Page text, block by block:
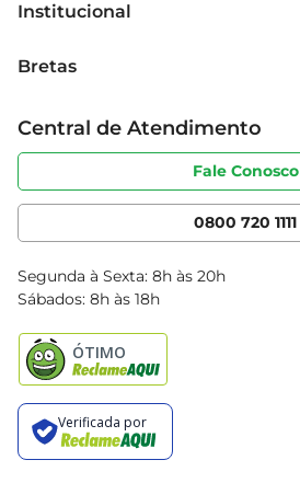
Institucional
Grupo Cencosud
Sobre privacidade
Portal do fornecedor
Cencosud Media
Bretas
Produtos Bretas
Código de ética
Serviços
Clube Bretas
Blog Bretas
Black Friday
Central de Atendimento
Fale Conosco
0800 720 1111
Segunda à Sexta: 8h às 20h
Sábados: 8h às 18h